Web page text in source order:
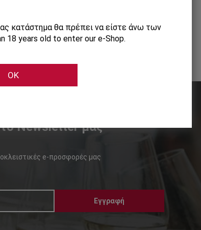
Newsletter μας
e-προσφορές μας
Εγγραφή
κατάστημα θα πρέπει να είστε άνω των
18 years old to enter our e-Shop.
OK